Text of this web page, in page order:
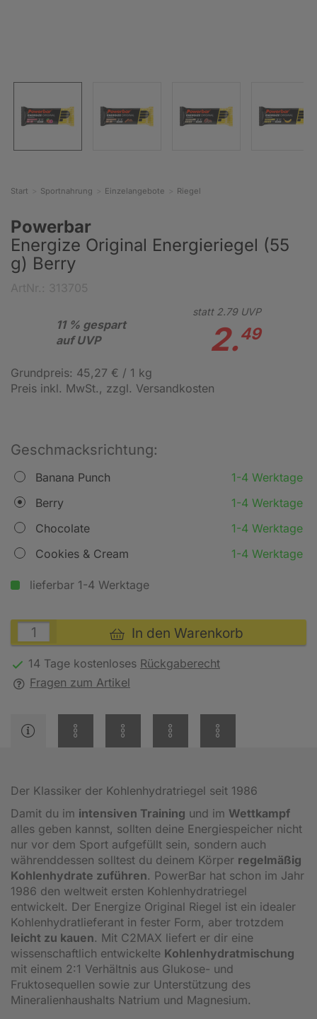
Start Sportnahrung Einzelangebote Riegel
Powerbar
Energize Original Energieriegel (55
g) Berry
11 % gespart
auf UVP
statt 2.79UVP
2.49
Grundpreis: 45,27 € / 1 kg
Preis inkl. MwSt., zzgl. Versandkosten
Geschmacksrichtung:
Banana Punch
1-4 Werktage
Berry
1-4 Werktage
Chocolate
1-4 Werktage
Cookies & Cream
1-4 Werktage
lieferbar 1-4 Werktage
In den Warenkorb
14 Tage kostenloses Rückgaberecht
Fragen zum Artikel
Der Klassiker der Kohlenhydratriegel seit 1986
Damit du im intensiven Training und im Wettkampf
alles geben kannst, sollten deine Energiespeicher nicht
nur vor dem Sport aufgefüllt sein, sondern auch
währenddessen solltest du deinem Körper regelmäßig
Kohlenhydrate zuführen. PowerBar hat schon im Jahr
1986 den weltweit ersten Kohlenhydratriegel
entwickelt. Der Energize Original Riegel ist ein idealer
Kohlenhydratlieferant in fester Form, aber trotzdem
leicht zu kauen. Mit C2MAX liefert er dir eine
wissenschaftlich entwickelte Kohlenhydratmischung
mit einem 2:1 Verhältnis aus Glukose- und
Fruktosequellen sowie zur Unterstützung des
Mineralienhaushalts Natrium und Magnesium.